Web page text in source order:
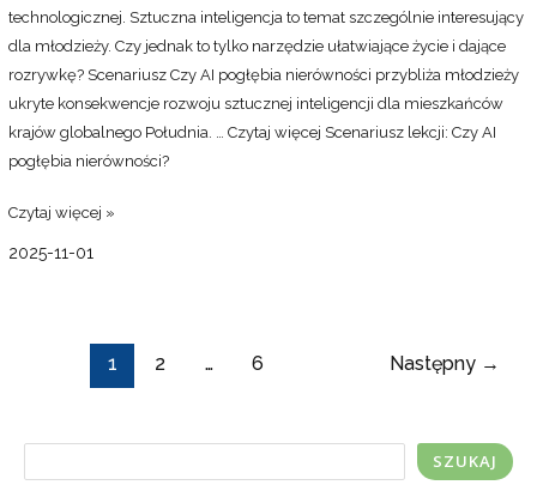
technologicznej. Sztuczna inteligencja to temat szczególnie interesujący
dla młodzieży. Czy jednak to tylko narzędzie ułatwiające życie i dające
rozrywkę? Scenariusz Czy AI pogłębia nierówności przybliża młodzieży
ukryte konsekwencje rozwoju sztucznej inteligencji dla mieszkańców
krajów globalnego Południa. …Czytaj więcej Scenariusz lekcji: Czy AI
pogłębia nierówności?
Czytaj więcej »
2025-11-01
1 2 … 6 Następny →
SZUKAJ